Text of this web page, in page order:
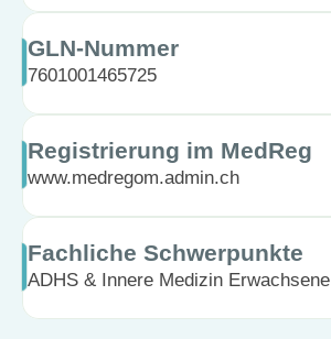
GLN-Nummer
7601001465725
Registrierung im MedReg
www.medregom.admin.ch
Fachliche Schwerpunkte
ADHS & Innere Medizin Erwachsene